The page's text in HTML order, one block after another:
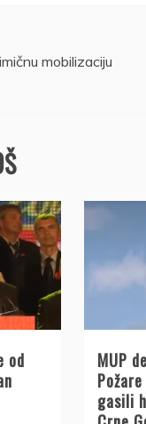
mobilizaciju
od
MUP
gasili